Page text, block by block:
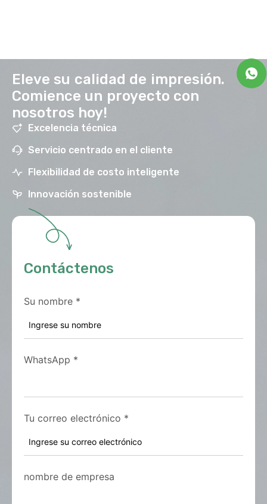
Eleve su calidad de impresión.
Comience un proyecto con
nosotros hoy!
Excelencia técnica
Servicio centrado en el cliente
Flexibilidad de costo inteligente
Innovación sostenible
Contáctenos
Su nombre *
WhatsApp *
Tu correo electrónico *
nombre de empresa